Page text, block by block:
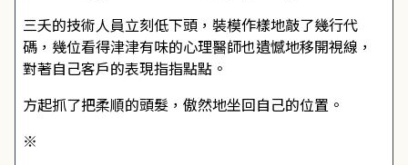
三夭的技術人員立刻低下頭，裝模作樣地敲了幾行代
碼，幾位看得津津有味的心理醫師也遺憾地移開視線，
對著自己客戶的表現指指點點。
方起抓了把柔順的頭髮，傲然地坐回自己的位置。
※